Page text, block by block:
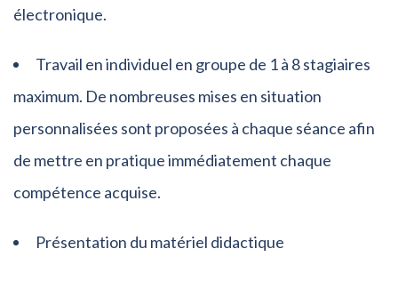
électronique.
Travail en individuel en groupe de 1 à 8 stagiaires
maximum. De nombreuses mises en situation
personnalisées sont proposées à chaque séance afin
de mettre en pratique immédiatement chaque
compétence acquise.
Présentation du matériel didactique